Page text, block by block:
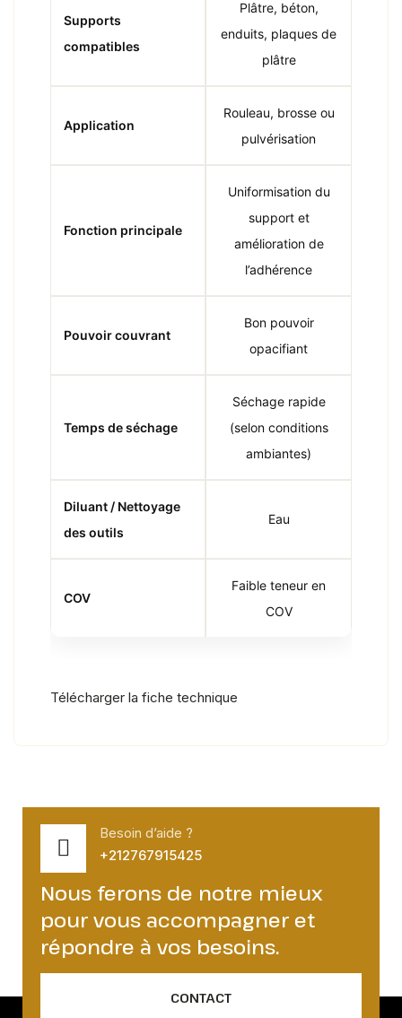
Supports
compatibles
Plâtre, béton,
enduits, plaques de
plâtre
Application
Rouleau, brosse ou
pulvérisation
Fonction principale
Uniformisation du
support et
amélioration de
l’adhérence
Pouvoir couvrant
Bon pouvoir
opacifiant
Temps de séchage
Séchage rapide
(selon conditions
ambiantes)
Diluant / Nettoyage
des outils
Eau
COV
Faible teneur en
COV
Télécharger la fiche technique
Besoin d’aide ?
+212767915425
Nous ferons de notre mieux
pour vous accompagner et
répondre à vos besoins.
CONTACT